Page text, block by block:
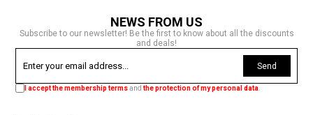
NEWS FROM US
Subscribe to our newsletter! Be the first to know about all the discounts
and deals!
Send
I accept the membership termsandthe protection of my personal data